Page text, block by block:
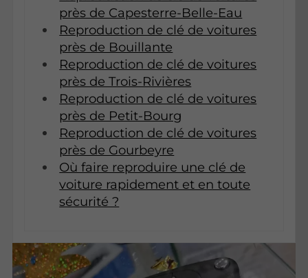
près de Capesterre-Belle-Eau
Reproduction de clé de voitures
près de Bouillante
Reproduction de clé de voitures
près de Trois-Rivières
Reproduction de clé de voitures
près de Petit-Bourg
Reproduction de clé de voitures
près de Gourbeyre
Où faire reproduire une clé de
voiture rapidement et en toute
sécurité ?